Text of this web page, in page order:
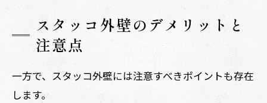
スタッコ外壁のデメリットと
注意点
一方で、スタッコ外壁には注意すべきポイントも存在
します。